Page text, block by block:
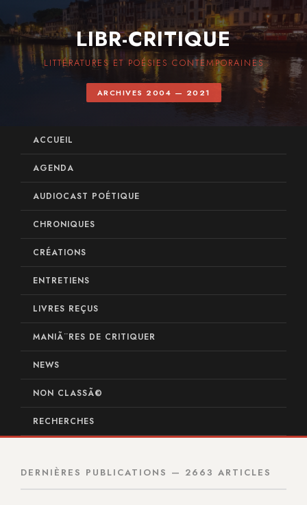
LIBR-CRITIQUE
LITTÉRATURES ET POÉSIES CONTEMPORAINES
ARCHIVES 2004 — 2021
ACCUEIL
AGENDA
AUDIOCAST POÉTIQUE
CHRONIQUES
CRÉATIONS
ENTRETIENS
LIVRES REÇUS
MANIÃ¨RES DE CRITIQUER
NEWS
NON CLASSÃ©
RECHERCHES
DERNIÈRES PUBLICATIONS — 2663 ARTICLES